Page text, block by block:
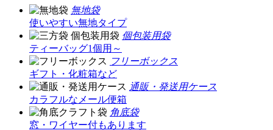
無地袋
使いやすい無地タイプ
個包装用袋
ティーバッグ1個用～
フリーボックス
ギフト・化粧箱など
通販・発送用ケース
カラフルなメール便箱
角底袋
窓・ワイヤー付もあります